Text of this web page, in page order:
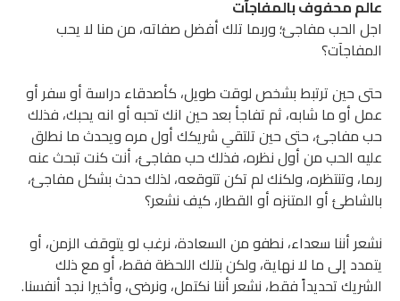
محفوف بالمفاجآت
مفاجئ؛ وربما تلك أفضل صفاته، من منا لا يحب
حين ترتبط بشخص لوقت طويل، كأصدقاء دراسة أو سفر أو
ما شابه، ثم تفاجأ بعد حين انك تحبه أو انه يحبك، فذلك
حتى حين تلتقي شريكك أول مره ويحدث ما نطلق
الحب من أول نظره، فذلك حب مفاجئ، أنت كنت تبحث عنه
وتنتظره، ولكنك لم تكن تتوقعه، لذلك حدث بشكل مفاجئ،
أو المتنزه أو القطار، كيف نشعر؟
أننا سعداء، نطفو من السعادة، نرغب لو يتوقف الزمن، أو
إلى ما لا نهاية، ولكن بتلك اللحظة فقط، أو مع ذلك
تحديداً فقط، نشعر أننا نكتمل، ونرضى، وأخيرا نجد أنفسنا.